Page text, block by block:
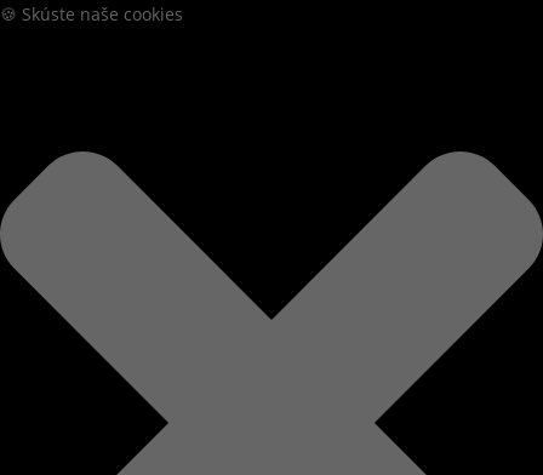
🍪 Skúste naše cookies